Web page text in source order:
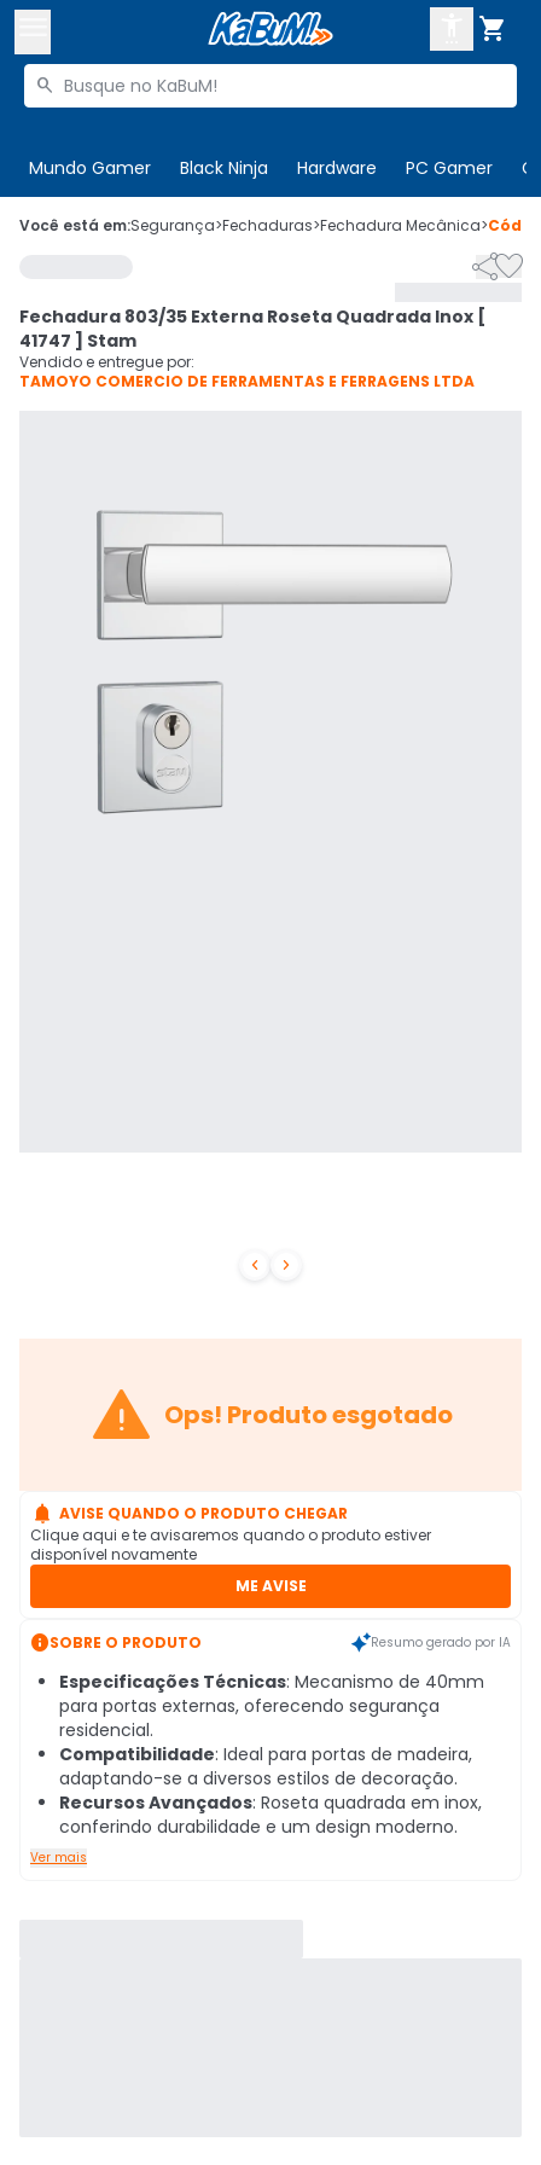

Buscar produtos

Mundo Gamer Black Ninja Hardware PC Gamer
 Olá. Acesse sua conta
Cupons
Mais Vendidos
CADASTRE-SE
Você está em:Segurança>Fechaduras>Fechadura Mecânica>
 

Fechadura 803/35 Externa Roseta Quadrada Inox [
41747 ] Stam
Vendido e entregue por:
TAMOYO COMERCIO DE FERRAMENTAS E FERRAGENS LTDA
 Ops! Produto esgotado
 AVISE QUANDO O PRODUTO CHEGAR
Clique aqui e te avisaremos quando o produto estiver
disponível novamente
ME AVISE
SOBRE O PRODUTO Resumo gerado por IA
Especificações Técnicas: Mecanismo de 40mm
para portas externas, oferecendo segurança
residencial.
Compatibilidade: Ideal para portas de madeira,
adaptando-se a diversos estilos de decoração.
Recursos Avançados: Roseta quadrada em inox,
conferindo durabilidade e um design moderno.
Ver mais